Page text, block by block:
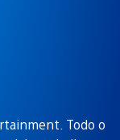
Todo o